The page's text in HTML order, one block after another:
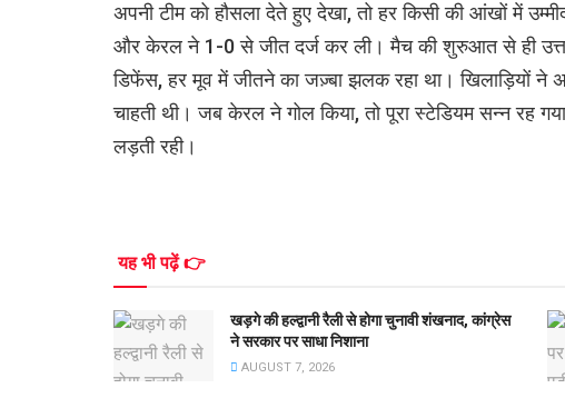
अपनी टीम को हौसला देते हुए देखा, तो हर किसी की आंखों में
और केरल ने 1-0 से जीत दर्ज कर ली। मैच की शुरुआत से ही
डिफेंस, हर मूव में जीतने का जज़्बा झलक रहा था। खिलाड़ियों ने
चाहती थी। जब केरल ने गोल किया, तो पूरा स्टेडियम सन्न रह
लड़ती रही।
यह भी पढ़ें 👉
खड़गे की हल्द्वानी रैली से होगा चुनावी शंखनाद, कांग्रेस
ने सरकार पर साधा निशाना
AUGUST 7, 2026